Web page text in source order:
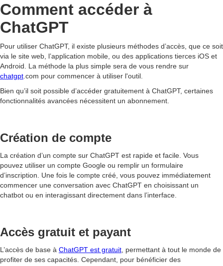
Comment accéder à
ChatGPT
Pour utiliser ChatGPT, il existe plusieurs méthodes d’accès, que ce soit
via le site web, l’application mobile, ou des applications tierces iOS et
Android. La méthode la plus simple sera de vous rendre sur
chatgpt .com pour commencer à utiliser l'outil.
Bien qu’il soit possible d’accéder gratuitement à ChatGPT, certaines
fonctionnalités avancées nécessitent un abonnement.
Création de compte
La création d’un compte sur ChatGPT est rapide et facile. Vous
pouvez utiliser un compte Google ou remplir un formulaire
d’inscription. Une fois le compte créé, vous pouvez immédiatement
commencer une conversation avec ChatGPT en choisissant un
chatbot ou en interagissant directement dans l’interface.
Accès gratuit et payant
L’accès de base à ChatGPT est gratuit , permettant à tout le monde de
profiter de ses capacités. Cependant, pour bénéficier des